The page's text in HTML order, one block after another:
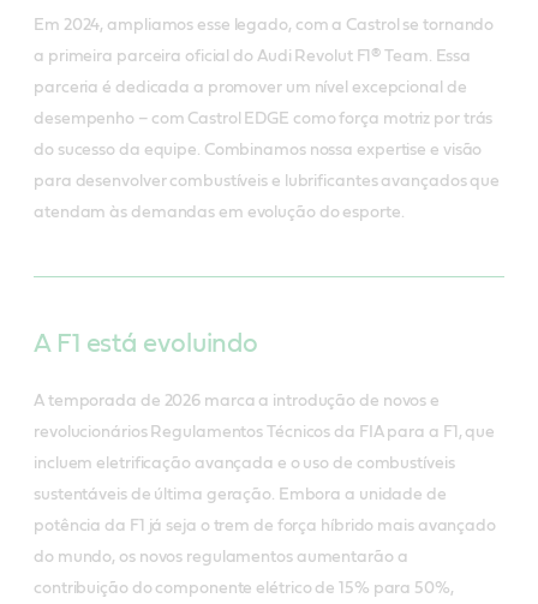
Em 2024, ampliamos esse legado, com a Castrol se tornando
a primeira parceira oficial do Audi Revolut F1® Team. Essa
parceria é dedicada a promover um nível excepcional de
desempenho – com Castrol EDGE como força motriz por trás
do sucesso da equipe. Combinamos nossa expertise e visão
para desenvolver combustíveis e lubrificantes avançados que
atendam às demandas em evolução do esporte.
A F1 está evoluindo
A temporada de 2026 marca a introdução de novos e
revolucionários Regulamentos Técnicos da FIA para a F1, que
incluem eletrificação avançada e o uso de combustíveis
sustentáveis de última geração. Embora a unidade de
potência da F1 já seja o trem de força híbrido mais avançado
do mundo, os novos regulamentos aumentarão a
contribuição do componente elétrico de 15% para 50%,